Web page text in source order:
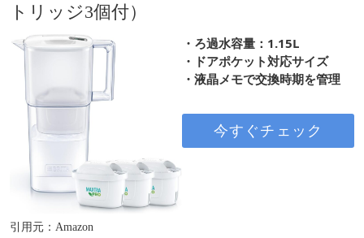
トリッジ3個付）
引用元：Amazon
・ろ過水容量：1.15L
・ドアポケット対応サイズ
・液晶メモで交換時期を管理
今すぐチェック